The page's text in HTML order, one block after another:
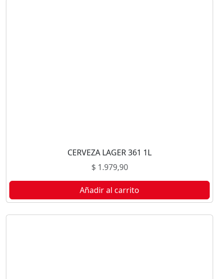
CERVEZA LAGER 361 1L
$1.979,90
Añadir al carrito